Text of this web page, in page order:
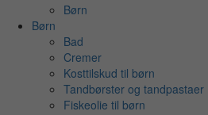
Børn
Børn
Bad
Cremer
Kosttilskud til børn
Tandbørster og tandpastaer
Fiskeolie til børn